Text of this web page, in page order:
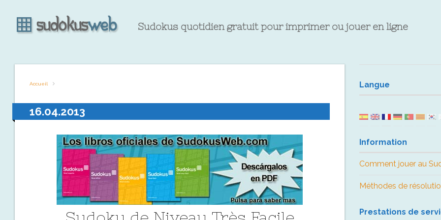
Sudokus quotidien gratuit pour imprimer ou jouer en ligne
Accueil
16.04.2013
Langue
Information
Comment jouer au
Méthodes de
Prestations de